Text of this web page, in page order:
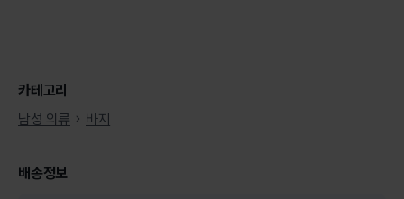
카테고리
남성 의류
바지
배송정보